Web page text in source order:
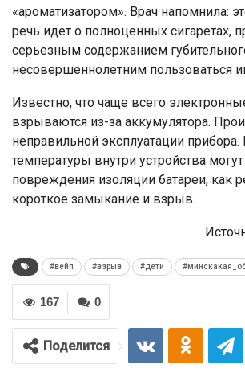
«ароматизатором». Врач напомнила:
речь идет о полноценных сигаретах,
серьезным содержанием
несовершеннолетним пользоваться
Известно, что чаще всего
взрываются из-за аккумулятора.
неправильной эксплуатации
температуры внутри устройства
повреждения изоляции батареи, как
короткое замыкание и взрыв.
#вейп #взрыв #дети
0
167
Поделится